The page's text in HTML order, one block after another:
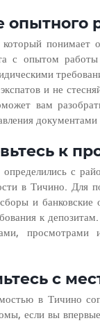
опытного
понимает
с опытом
и не
вам
к
с
в Тичино. Для
и
к
с
в Тичино
если вы